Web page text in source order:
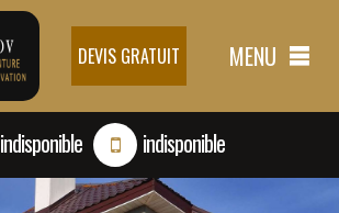
DEVIS GRATUIT MENU
indisponible indisponible